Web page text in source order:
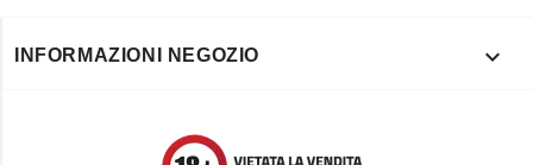
INFORMAZIONI NEGOZIO 